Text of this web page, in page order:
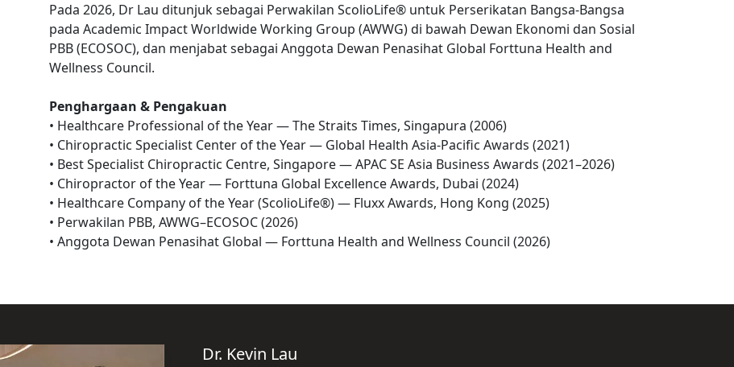
Pada 2026, Dr Lau ditunjuk sebagai Perwakilan ScolioLife® untuk Perserikatan Bangsa-Bangsa
pada Academic Impact Worldwide Working Group (AWWG) di bawah Dewan Ekonomi dan Sosial
PBB (ECOSOC), dan menjabat sebagai Anggota Dewan Penasihat Global Forttuna Health and
Wellness Council.
Penghargaan & Pengakuan
• Healthcare Professional of the Year — The Straits Times, Singapura (2006)
• Chiropractic Specialist Center of the Year — Global Health Asia-Pacific Awards (2021)
• Best Specialist Chiropractic Centre, Singapore — APAC SE Asia Business Awards (2021–2026)
• Chiropractor of the Year — Forttuna Global Excellence Awards, Dubai (2024)
• Healthcare Company of the Year (ScolioLife®) — Fluxx Awards, Hong Kong (2025)
• Perwakilan PBB, AWWG–ECOSOC (2026)
• Anggota Dewan Penasihat Global — Forttuna Health and Wellness Council (2026)
Dr. Kevin Lau